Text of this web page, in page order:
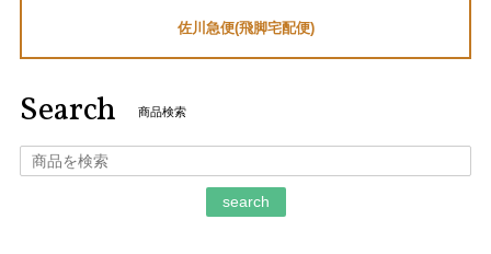
そのように言っていただけましてとても嬉しく
ます。 ご丁寧なお取引をしていただきましてあ
佐川急便(飛脚宅配便)
Search 商品検索
search